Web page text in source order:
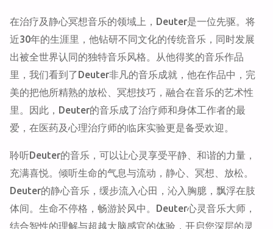
在治疗及静心冥想音乐的领域上，Deuter是一位先驱。将
近30年的生涯里，他钻研不同文化的传统音乐，同时发展
出被全世界认同的独特音乐风格。从他得奖的音乐作品
里，我们看到了Deuter非凡的音乐成就，他在作品中，完
美的把他所精熟的放松、冥想技巧，融合在音乐的艺术性
里。因此，Deuter的音乐成了治疗师和身体工作者的最
爱，在医药及心理治疗师的临床实验更是备受欢迎。
聆听Deuter的音乐，可以让心灵享受平静、和谐的力量，
充满喜悦。倾听生命的气息与流动，静心、冥想、放松。
Deuter的静心音乐，缓步流入心田，沁入胸臆，飘浮在肢
体间。生命不停格，畅游於风中。Deuter心灵音乐大师，
结合智性的理解与超越大脑感官的体验，开启您深层的灵